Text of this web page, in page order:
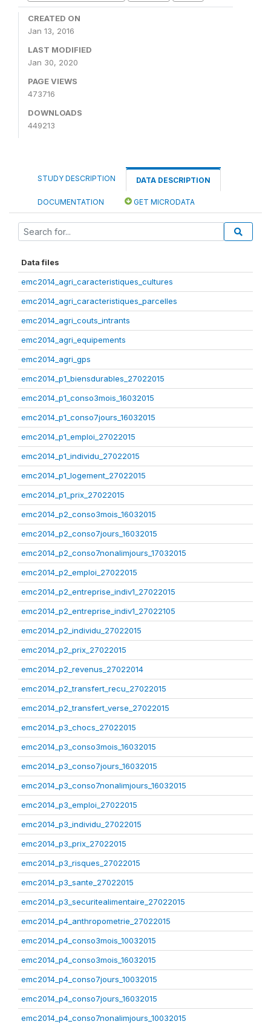
CREATED ON
Jan 13, 2016
LAST MODIFIED
Jan 30, 2020
PAGE VIEWS
473716
DOWNLOADS
449213
STUDY DESCRIPTION DATA DESCRIPTION
DOCUMENTATION GET MICRODATA
Data files
emc2014_agri_caracteristiques_cultures
emc2014_agri_caracteristiques_parcelles
emc2014_agri_couts_intrants
emc2014_agri_equipements
emc2014_agri_gps
emc2014_p1_biensdurables_27022015
emc2014_p1_conso3mois_16032015
emc2014_p1_conso7jours_16032015
emc2014_p1_emploi_27022015
emc2014_p1_individu_27022015
emc2014_p1_logement_27022015
emc2014_p1_prix_27022015
emc2014_p2_conso3mois_16032015
emc2014_p2_conso7jours_16032015
emc2014_p2_conso7nonalimjours_17032015
emc2014_p2_emploi_27022015
emc2014_p2_entreprise_indiv1_27022015
emc2014_p2_entreprise_indiv1_27022105
emc2014_p2_individu_27022015
emc2014_p2_prix_27022015
emc2014_p2_revenus_27022014
emc2014_p2_transfert_recu_27022015
emc2014_p2_transfert_verse_27022015
emc2014_p3_chocs_27022015
emc2014_p3_conso3mois_16032015
emc2014_p3_conso7jours_16032015
emc2014_p3_conso7nonalimjours_16032015
emc2014_p3_emploi_27022015
emc2014_p3_individu_27022015
emc2014_p3_prix_27022015
emc2014_p3_risques_27022015
emc2014_p3_sante_27022015
emc2014_p3_securitealimentaire_27022015
emc2014_p4_anthropometrie_27022015
emc2014_p4_conso3mois_10032015
emc2014_p4_conso3mois_16032015
emc2014_p4_conso7jours_10032015
emc2014_p4_conso7jours_16032015
emc2014_p4_conso7nonalimjours_10032015